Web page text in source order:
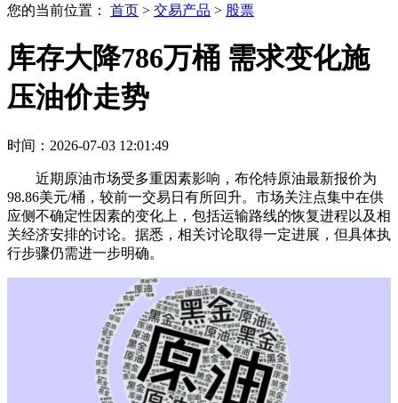
您的当前位置： 首页 > 交易产品 > 股票
库存大降786万桶 需求变化施
压油价走势
时间：2026-07-03 12:01:49
近期原油市场受多重因素影响，布伦特原油最新报价为
98.86美元/桶，较前一交易日有所回升。市场关注点集中在供
应侧不确定性因素的变化上，包括运输路线的恢复进程以及相
关经济安排的讨论。据悉，相关讨论取得一定进展，但具体执
行步骤仍需进一步明确。